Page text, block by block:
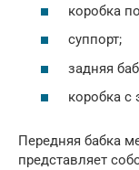
коробка
суппорт;
задняя
коробка с
Передняя бабка
представляет